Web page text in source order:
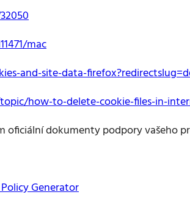
mac
and-site-data-
how-to-delete-cookie-files-in-
dokumenty podpory vašeho
Generator